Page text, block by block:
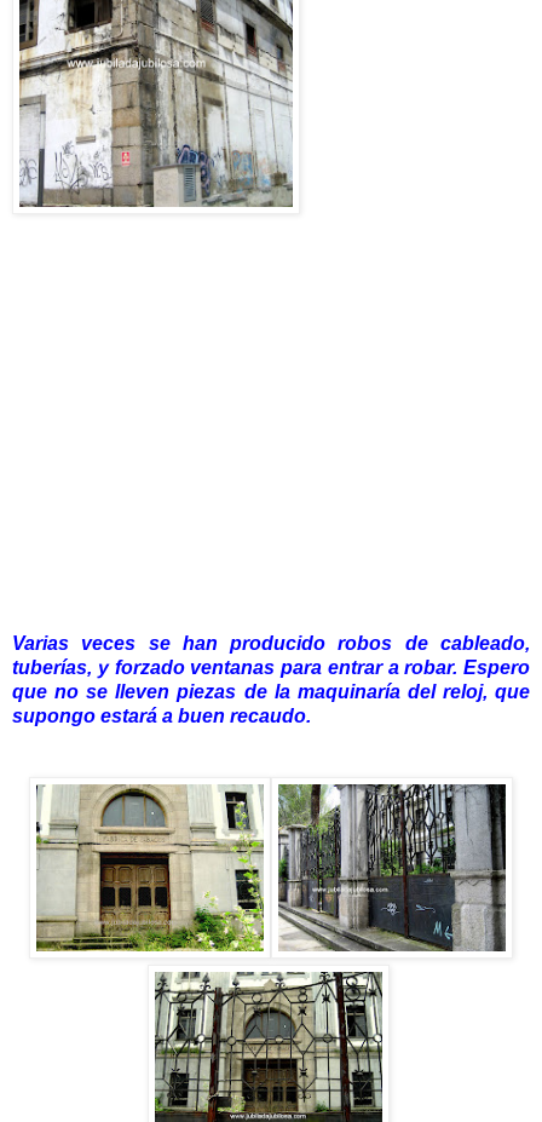
Varias veces se han producido robos de cableado,
tuberías, y forzado ventanas para entrar a robar. Espero
que no se lleven piezas de la maquinaría del reloj, que
supongo estará a buen recaudo.